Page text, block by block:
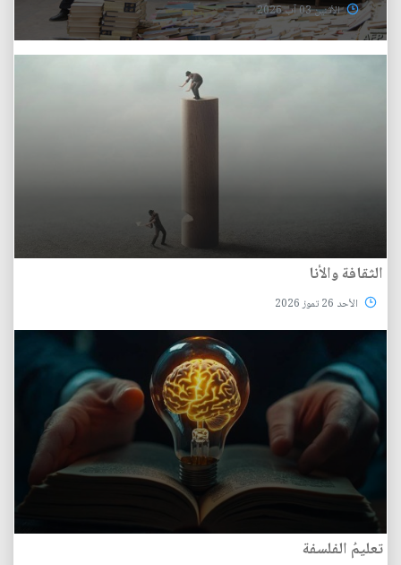
الأثنين 03 آب 2026
الثقافة والأنا
الأحد 26 تموز 2026
تعليمُ الفلسفة